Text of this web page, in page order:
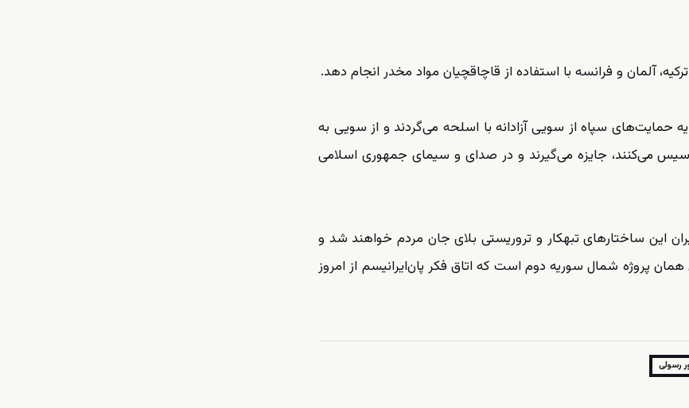
آلمان و فرانسه با استفاده از قاچاقچیان مواد مخدر انجام دهد.
حمایت‌های سپاه از سویی آزادانه با اسلحه می‌گردند و از سویی به
می‌کنند، جایزه می‌گیرند و در صدای و سیمای جمهوری اسلامی
این ساختارهای تبهکار و تروریستی بلای جان مردم خواهند شد و
پروژه شمال سوریه دوم است که اتاق فکر پان‌ایرانیسم از امروز
رسولی